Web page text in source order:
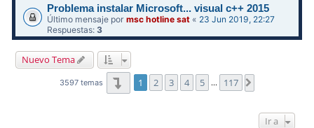
Problema instalar Microsoft... visual c++ 2015
Último mensaje pormsc hotline sat « 23 Jun 2019, 22:27
Respuestas:3
Nuevo Tema
3597 temas Página1 de 117
1 2 3 4 5 … 117
Ir a